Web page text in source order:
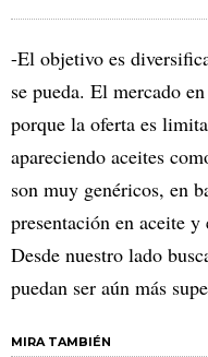
-El objetivo es
se pueda. El mercado
porque la oferta es
apareciendo aceites
son muy genéricos, en
presentación en aceite
Desde nuestro lado
puedan ser aún más
MIRA TAMBIÉN